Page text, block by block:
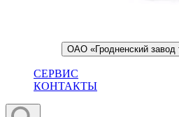
ОАО «Гродненский завод
СЕРВИС
КОНТАКТЫ